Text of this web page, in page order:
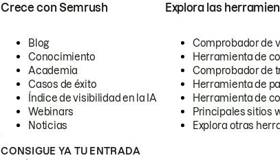
Crece con Semrush
Blog
Conocimiento
Academia
Casos de éxito
Índice de visibilidad en la IA
Webinars
Noticias
Explora las
Comprobador de
Herramienta de
Comprobador de
Herramienta de
Herramienta de
Principales sitios
Explora otras
CONSIGUE YA TU ENTRADA